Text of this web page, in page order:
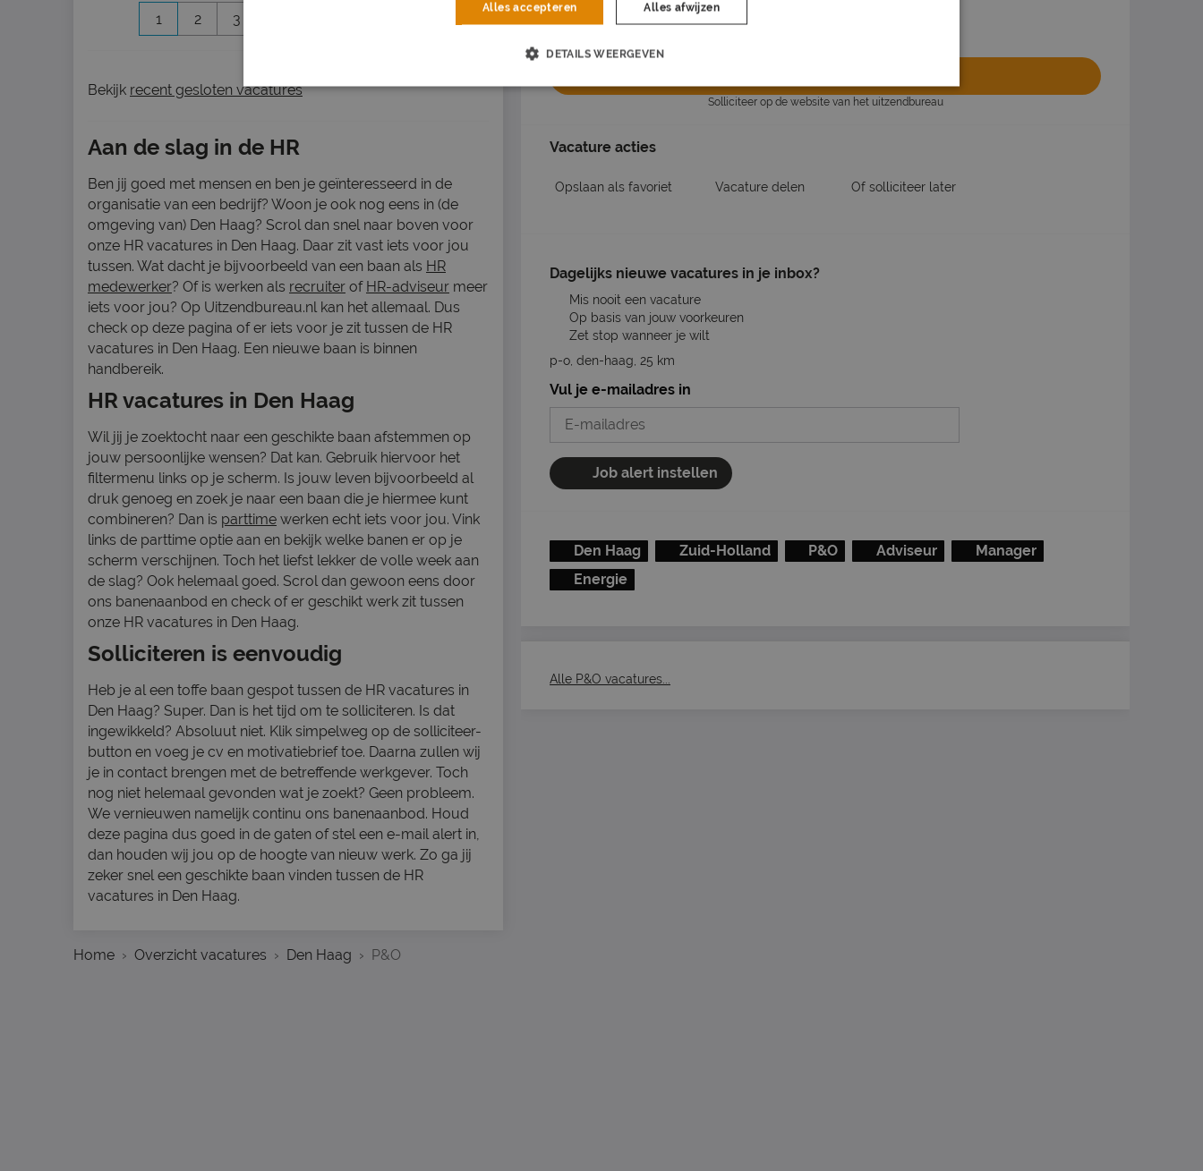
1 2 3
Bekijk recent gesloten vacatures
Aan de slag in de HR
Ben jij goed met mensen en ben je geïnteresseerd in de
organisatie van een bedrijf? Woon je ook nog eens in (de
omgeving van) Den Haag? Scrol dan snel naar boven voor
onze HR vacatures in Den Haag. Daar zit vast iets voor jou
tussen. Wat dacht je bijvoorbeeld van een baan als HR
medewerker? Of is werken als recruiter of HR-adviseur meer
iets voor jou? Op Uitzendbureau.nl kan het allemaal. Dus
check op deze pagina of er iets voor je zit tussen de HR
vacatures in Den Haag. Een nieuwe baan is binnen
handbereik.
HR vacatures in Den Haag
Wil jij je zoektocht naar een geschikte baan afstemmen op
jouw persoonlijke wensen? Dat kan. Gebruik hiervoor het
filtermenu links op je scherm. Is jouw leven bijvoorbeeld al
druk genoeg en zoek je naar een baan die je hiermee kunt
combineren? Dan is parttime werken echt iets voor jou. Vink
links de parttime optie aan en bekijk welke banen er op je
scherm verschijnen. Toch het liefst lekker de volle week aan
de slag? Ook helemaal goed. Scrol dan gewoon eens door
ons banenaanbod en check of er geschikt werk zit tussen
onze HR vacatures in Den Haag.
Solliciteren is eenvoudig
Heb je al een toffe baan gespot tussen de HR vacatures in
Den Haag? Super. Dan is het tijd om te solliciteren. Is dat
ingewikkeld? Absoluut niet. Klik simpelweg op de solliciteer-
button en voeg je cv en motivatiebrief toe. Daarna zullen wij
je in contact brengen met de betreffende werkgever. Toch
nog niet helemaal gevonden wat je zoekt? Geen probleem.
We vernieuwen namelijk continu ons banenaanbod. Houd
deze pagina dus goed in de gaten of stel een e-mail alert in,
dan houden wij jou op de hoogte van nieuw werk. Zo ga jij
zeker snel een geschikte baan vinden tussen de HR
vacatures in Den Haag.
Home Overzicht vacatures Den Haag P&O
€2700 - €3120 monthly
Solliciteer op de website van het uitzendbureau
Vacature acties
Opslaan als favoriet Vacature delen Of solliciteer later
Dagelijks nieuwe vacatures in je inbox?
Mis nooit een vacature
Op basis van jouw voorkeuren
Zet stop wanneer je wilt
p-o, den-haag, 25 km
Vul je e-mailadres in
Job alert instellen
Den Haag Zuid-Holland P&O Adviseur
Manager
Energie
Alle P&O vacatures...
Alles accepteren Alles afwijzen
DETAILS WEERGEVEN